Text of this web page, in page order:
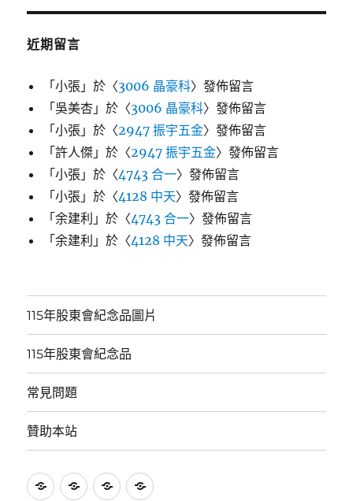
近期留言
「小張 」於〈3006 晶豪科〉發佈留言
「吳美杏 」於〈3006 晶豪科〉發佈留言
「小張 」於〈2947 振宇五金〉發佈留言
「許人傑 」於〈2947 振宇五金〉發佈留言
「小張 」於〈4743 合一〉發佈留言
「小張 」於〈4128 中天〉發佈留言
「余建利 」於〈4743 合一〉發佈留言
「余建利 」於〈4128 中天〉發佈留言
115年股東會紀念品圖片
115年股東會紀念品
常見問題
贊助本站
115
115
常
贊